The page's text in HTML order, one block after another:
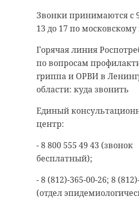
Звонки принимаются с
13 до 17 по
Горячая линия
по вопросам
гриппа и ОРВИ в
области: куда звонить
Единый
центр:
- 8 800 555 49 43 (звонок
бесплатный);
- 8 (812)-365-00-26; 8
(отдел
Отметим, каштаны
высадки 12 месяцев.
пакетам растения в
корневой системе. За
саженцы окрепли и
подготовились к
постоянное место
Активисты из
с толком» приглашают
Ленобласти
информация
страницесообщества